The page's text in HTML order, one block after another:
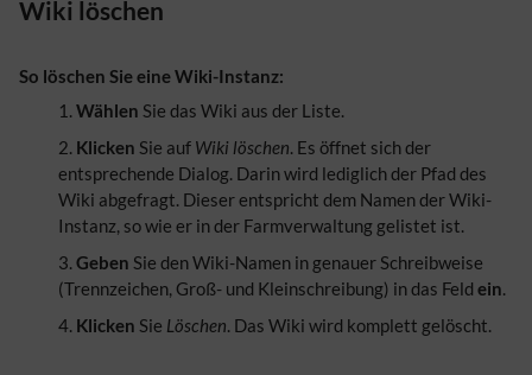
Wiki löschen
So löschen Sie eine Wiki-Instanz:
Wählen Sie das Wiki aus der Liste.
Klicken Sie auf Wiki löschen. Es öffnet sich der
entsprechende Dialog. Darin wird lediglich der Pfad des
Wiki abgefragt. Dieser entspricht dem Namen der Wiki-
Instanz, so wie er in der Farmverwaltung gelistet ist.
Geben Sie den Wiki-Namen in genauer Schreibweise
(Trennzeichen, Groß- und Kleinschreibung) in das Feldein.
Klicken Sie Löschen. Das Wiki wird komplett gelöscht.